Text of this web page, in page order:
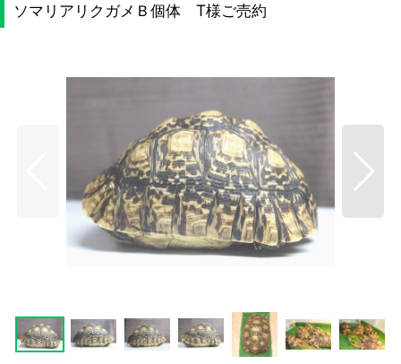
ソマリアリクガメＢ個体 T様ご売約